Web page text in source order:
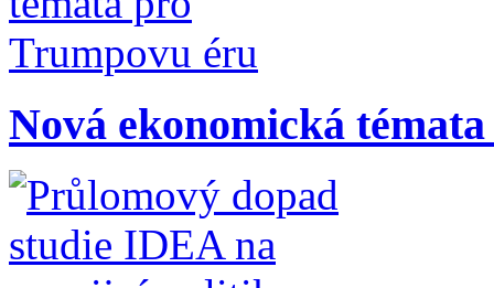
Nová ekonomická